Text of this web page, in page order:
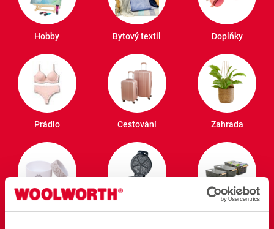
Hobby Bytový textil Doplňky
Prádlo Cestování Zahrada
Domácí mazlíčci Elektronika Pořádek a zásoby